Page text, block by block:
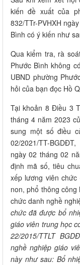
kiến đề xuất của
832/TTr-PVHXH
Bình có ý kiến như
Qua kiểm tra, rà
Phước Bình không
UBND phường
hỏi của bạn đọc Hồ
Tại khoản 8 Điều 3
tháng 4 năm 2023
sung một số điều
02/2021/TT-
ngày 02 tháng 02
định mã số, tiêu
xếp lương viên
non, phổ thông
chức danh nghề
chức đã được bổ
giáo viên trung học
22/2015/TTLT
nghề nghiệp giáo
này như sau: Bổ